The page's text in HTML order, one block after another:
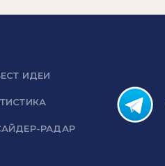
ИДЕИ
РАДАР